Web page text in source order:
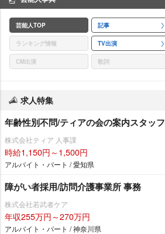
芸能人TOP 記事
ランキング情報 TV出演
CM出演 歌詞
求人特集
年齢性別不問/ティアの会の案内スタッフ
株式会社ティア 人事課
時給1,150円～1,500円
アルバイト・パート / 愛知県
障がい者採用/訪問介護事業所 事務
株式会社若武者ケア
年収255万円～270万円
アルバイト・パート / 神奈川県